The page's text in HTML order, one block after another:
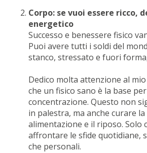
Corpo: se vuoi essere ricco,
energetico
Successo e benessere fisico
Puoi avere tutti i soldi del
stanco, stressato e fuori
Dedico molta attenzione al
che un fisico sano è la base
concentrazione. Questo non
in palestra, ma anche curare
alimentazione e il riposo. Solo
affrontare le sfide quotidiane,
che personali.